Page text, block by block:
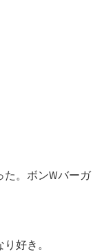
。ボンWバーガ
好き。